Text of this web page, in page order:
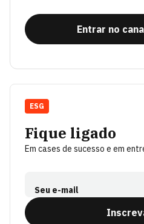
Entrar no
Fique ligado
Em cases de sucesso e em
Seu e-mail
ESG